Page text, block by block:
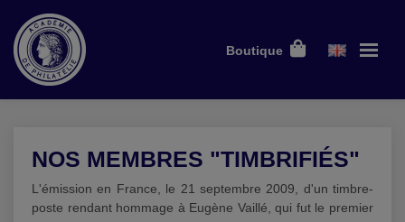
Boutique
NOS MEMBRES "TIMBRIFIÉS"
L'émission en France, le 21 septembre 2009, d'un timbre-
poste rendant hommage à Eugène Vaillé, qui fut le premier